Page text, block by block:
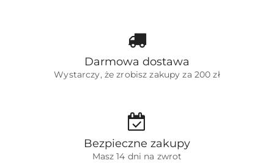
Darmowa dostawa
Wystarczy, że zrobisz zakupy za 200 zł
Bezpieczne zakupy
Masz 14 dni na zwrot